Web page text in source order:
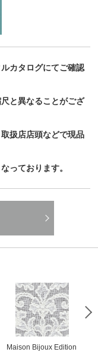
カタログにてご確認
と異なることがござ
扱店店頭などで現品
っております。
Maison Bijoux Edition